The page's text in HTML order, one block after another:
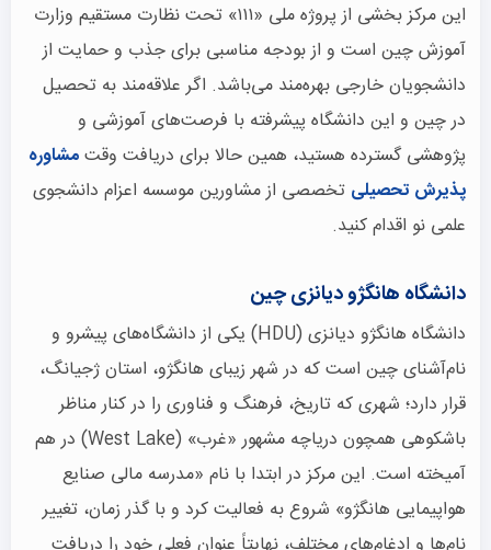
این مرکز بخشی از پروژه ملی «۱۱۱» تحت نظارت مستقیم وزارت
آموزش چین است و از بودجه مناسبی برای جذب و حمایت از
دانشجویان خارجی بهره‌مند می‌باشد. اگر علاقه‌مند به تحصیل
در چین و این دانشگاه پیشرفته با فرصت‌های آموزشی و
پژوهشی گسترده هستید، همین حالا برای دریافت وقتمشاوره
پذیرش تحصیلی تخصصی از مشاورین موسسه اعزام دانشجوی
علمی نو اقدام کنید.
دانشگاه هانگژو دیانزی چین
دانشگاه هانگژو دیانزی (HDU) یکی از دانشگاه‌های پیشرو و
نام‌آشنای چین است که در شهر زیبای هانگژو، استان ژجیانگ،
قرار دارد؛ شهری که تاریخ، فرهنگ و فناوری را در کنار مناظر
باشکوهی همچون دریاچه مشهور «غرب» (West Lake) در هم
آمیخته است. این مرکز در ابتدا با نام «مدرسه مالی صنایع
هواپیمایی هانگژو» شروع به فعالیت کرد و با گذر زمان، تغییر